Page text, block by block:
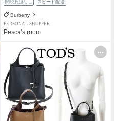
関税負担なし スピード配送
Burberry
PERSONAL SHOPPER
Pesca’s room